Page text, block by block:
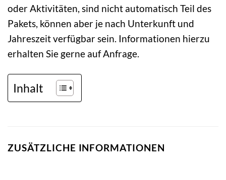
oder Aktivitäten, sind nicht automatisch Teil des
Pakets, können aber je nach Unterkunft und
Jahreszeit verfügbar sein. Informationen hierzu
erhalten Sie gerne auf Anfrage.
Inhalt
ZUSÄTZLICHE INFORMATIONEN